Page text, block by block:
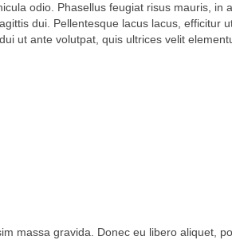
odio. Phasellus feugiat risus mauris,
dui. Pellentesque lacus lacus, efficitur
ut ante volutpat, quis ultrices velit
massa gravida. Donec eu libero aliquet,